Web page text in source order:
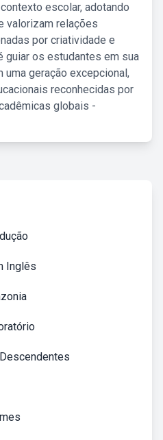
escolar, adotando
valorizam relações
por criatividade e
guiar os estudantes em sua
uma geração excepcional,
reconhecidas por
globais -
Inglês